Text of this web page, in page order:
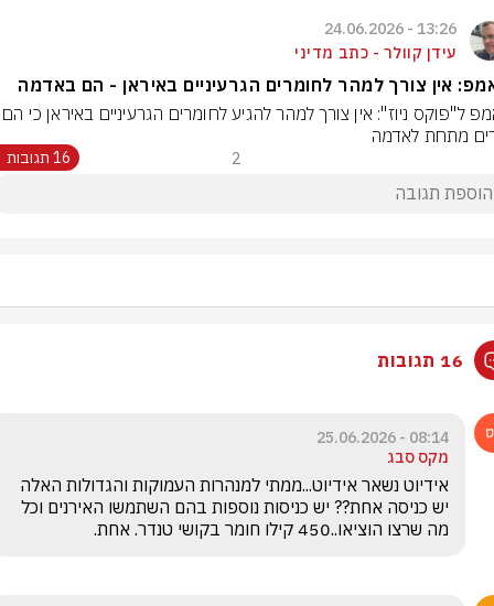
13:26 - 24.06.2026
עידן קוולר - כתב מדיני
אין צורך למהר לחומרים הגרעיניים באיראן - הם באדמה
מתחת לאדמה
2 16 תגובות
16 תגובות
08:14 - 25.06.2026
מקס סבג
מה שרצו הוציאו..450 קילו חומר בקושי טנדר. אחת.